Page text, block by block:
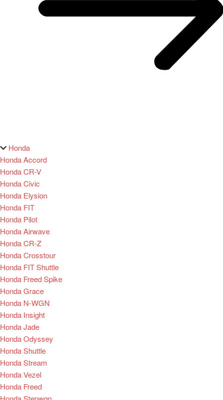
Honda
Honda Accord
Honda CR-V
Honda Civic
Honda Elysion
Honda FIT
Honda Pilot
Honda Airwave
Honda CR-Z
Honda Crosstour
Honda FIT Shuttle
Honda Freed Spike
Honda Grace
Honda N-WGN
Honda Insight
Honda Jade
Honda Odyssey
Honda Shuttle
Honda Stream
Honda Vezel
Honda Freed